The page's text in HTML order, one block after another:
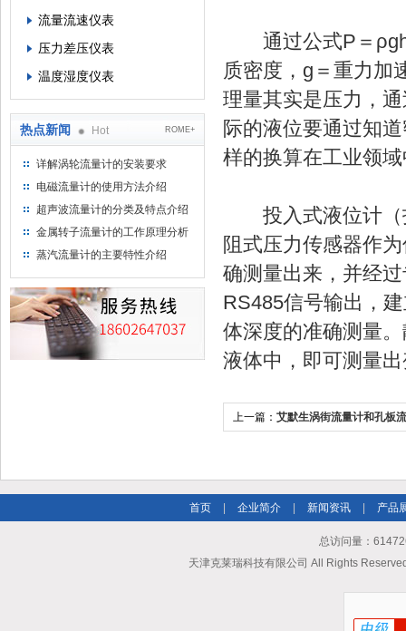
流量流速仪表
压力差压仪表
温度湿度仪表
热点新闻 Hot ROME+
详解涡轮流量计的安装要求
电磁流量计的使用方法介绍
超声波流量计的分类及特点介绍
金属转子流量计的工作原理分析
蒸汽流量计的主要特性介绍
通过公式P＝ρgh
质密度，g＝重力加
理量其实是压力，
际的液位要通过知
样的换算在工业领
投入式液位计（
阻式压力传感器作
确测量出来，并经
RS485信号输出，
体深度的准确测量
液体中，即可测量
上一篇： 艾默生涡街流量计和孔板
首页 企业简介 新闻资讯 产品
总访问量：
天津克莱瑞科技有限公司 All Rights